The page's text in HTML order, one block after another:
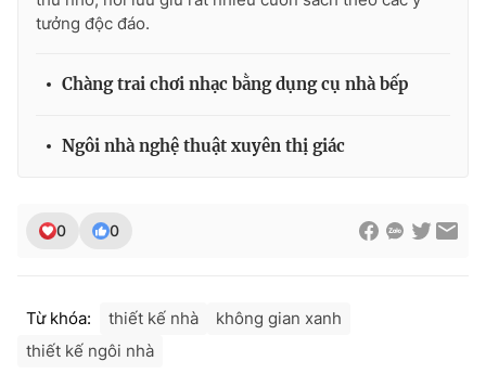
tưởng độc đáo.
Chàng trai chơi nhạc bằng dụng cụ nhà bếp
Ngôi nhà nghệ thuật xuyên thị giác
0 0
Từ khóa: thiết kế nhà
không gian xanh
thiết kế ngôi nhà